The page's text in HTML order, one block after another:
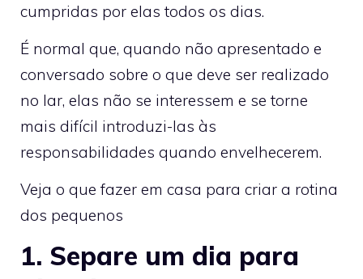
cumpridas por elas todos os dias.
É normal que, quando não apresentado e
conversado sobre o que deve ser realizado
no lar, elas não se interessem e se torne
mais difícil introduzi-las às
responsabilidades quando envelhecerem.
Veja o que fazer em casa para criar a rotina
dos pequenos
1. Separe um dia para